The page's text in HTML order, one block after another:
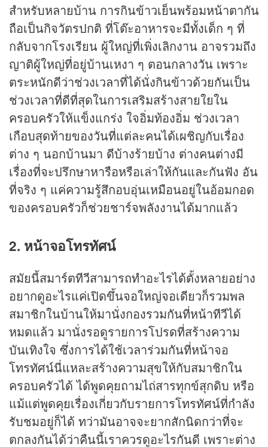
สำหรับหลายบ้าน การกินข้าวเย็นพร้อมหน้าตากัน
ถือเป็นกิจวัตรปกติ ที่โต๊ะอาหารจะมีทั้งเด็ก ๆ ที่
กลับจากโรงเรียน ผู้ใหญ่ที่เพิ่งเลิกงาน อาจรวมถึง
ญาติผู้ใหญ่ที่อยู่บ้านเหงา ๆ ตอนกลางวัน เพราะ
ตระหนักดีว่าช่วงเวลาที่ได้นั่งกินข้าวด้วยกันเป็น
ช่วงเวลาที่ดีที่สุดในการเสริมสร้างสายใยใน
ครอบครัวให้แข็งแกร่ง ใจอิ่มท้องอิ่ม ช่วงเวลา
เกือบสุดท้ายของวันที่แต่ละคนได้เผชิญกับเรื่อง
ต่าง ๆ นอกบ้านมา ดีบ้างร้ายบ้าง ต่างคนต่างมี
เรื่องที่จะปรึกษาหารือหรือเล่าให้กันและกันฟัง อัน
ที่จริง ๆ แค่ความรู้สึกอบอุ่นเหมือนอยู่ในอ้อมกอด
ของครอบครัวก็ช่วยชาร์จพลังงานได้มากแล้ว
2. หน้าจอโทรทัศน์
สมัยนี้สมาร์ตทีวีสามารถทำอะไรได้ตั้งหลายอย่าง
อยากดูอะไรแค่เปิดขึ้นจอใหญ่จอเดียวก็รวมพล
สมาชิกในบ้านให้มานั่งกองรวมกันที่หน้าทีวีได้
หมดแล้ว มานั่งรอดูรายการโปรดที่สร้างความ
บันเทิงใจ ซึ่งการได้ใช้เวลาร่วมกันที่หน้าจอ
โทรทัศน์นี่แหละสร้างความสุขให้กับสมาชิกใน
ครอบครัวได้ ได้พูดคุยถามไถ่สารทุกข์สุกดิบ หรือ
แม้แต่พูดคุยเรื่องเกี่ยวกับรายการโทรทัศน์ที่กำลัง
รับชมอยู่ก็ได้ ทว่ามันอาจจะยากสักนิดกว่าที่จะ
ตกลงกันได้ว่าคืนนี้เราควรดูอะไรกันดี เพราะต่าง